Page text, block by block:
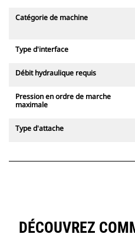
Catégorie de machine
Type d'interface
Débit hydraulique requis
Pression en ordre de marche
maximale
Type d'attache
DÉCOUVREZ